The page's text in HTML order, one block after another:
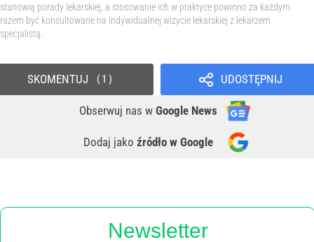
stanowią porady lekarskiej, a stosowanie ich w praktyce powinno za każdym
razem być konsultowane na indywidualnej wizycie lekarskiej z lekarzem
specjalistą.
UDOSTĘPNIJ
Obserwuj nas w Google News
Dodaj jako źródło w Google
SKOMENTUJ 1
Newsletter